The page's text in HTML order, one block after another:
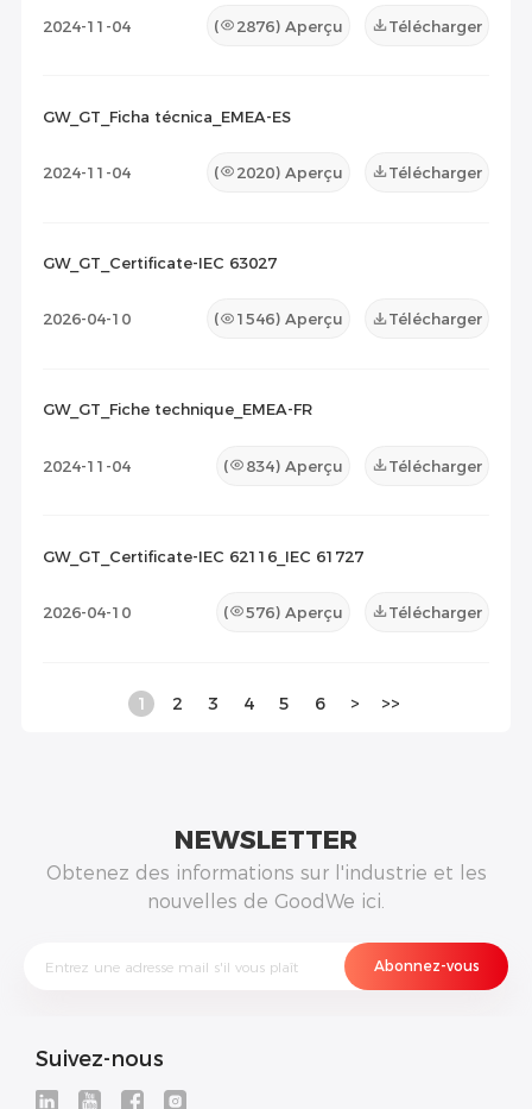
2024-11-04 ( 2876) Aperçu Télécharger
GW_GT_Ficha técnica_EMEA-ES
2024-11-04 ( 2020) Aperçu Télécharger
GW_GT_Certificate-IEC 63027
2026-04-10 ( 1546) Aperçu Télécharger
GW_GT_Fiche technique_EMEA-FR
2024-11-04 ( 834) Aperçu Télécharger
GW_GT_Certificate-IEC 62116_IEC 61727
2026-04-10 ( 576) Aperçu Télécharger
1 2 3 4 5 6 > >>
NEWSLETTER
Obtenez des informations sur l'industrie et les
nouvelles de GoodWe ici.
Suivez-nous